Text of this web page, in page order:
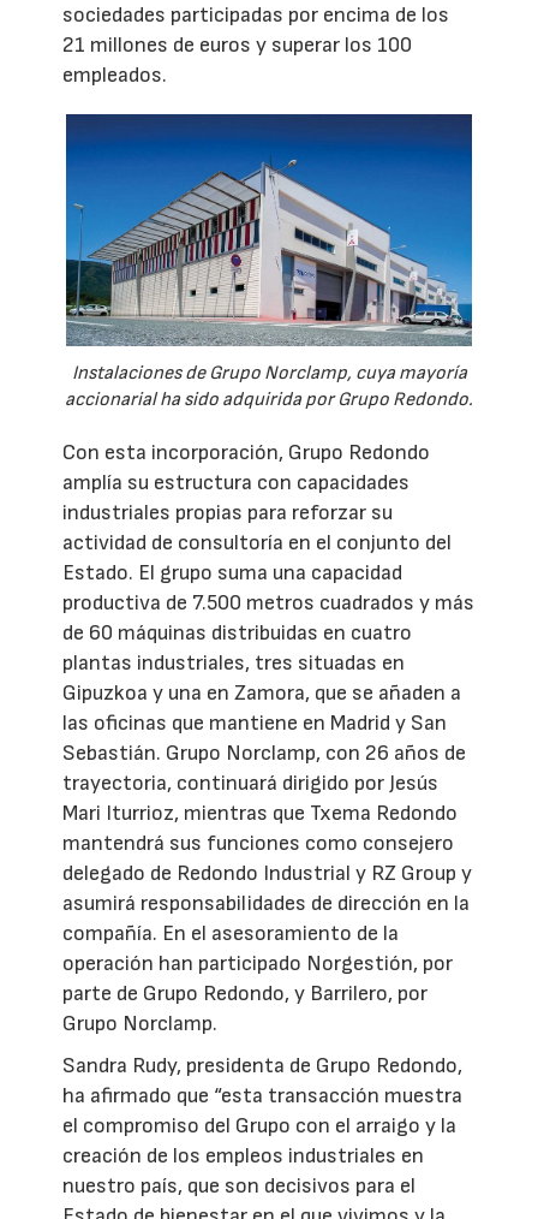
sociedades participadas por encima de los
21 millones de euros y superar los 100
empleados.
Instalaciones de Grupo Norclamp, cuya mayoría
accionarial ha sido adquirida por Grupo Redondo.
Con esta incorporación, Grupo Redondo
amplía su estructura con capacidades
industriales propias para reforzar su
actividad de consultoría en el conjunto del
Estado. El grupo suma una capacidad
productiva de 7.500 metros cuadrados y más
de 60 máquinas distribuidas en cuatro
plantas industriales, tres situadas en
Gipuzkoa y una en Zamora, que se añaden a
las oficinas que mantiene en Madrid y San
Sebastián. Grupo Norclamp, con 26 años de
trayectoria, continuará dirigido por Jesús
Mari Iturrioz, mientras que Txema Redondo
mantendrá sus funciones como consejero
delegado de Redondo Industrial y RZ Group y
asumirá responsabilidades de dirección en la
compañía. En el asesoramiento de la
operación han participado Norgestión, por
parte de Grupo Redondo, y Barrilero, por
Grupo Norclamp.
Sandra Rudy, presidenta de Grupo Redondo,
ha afirmado que “esta transacción muestra
el compromiso del Grupo con el arraigo y la
creación de los empleos industriales en
nuestro país, que son decisivos para el